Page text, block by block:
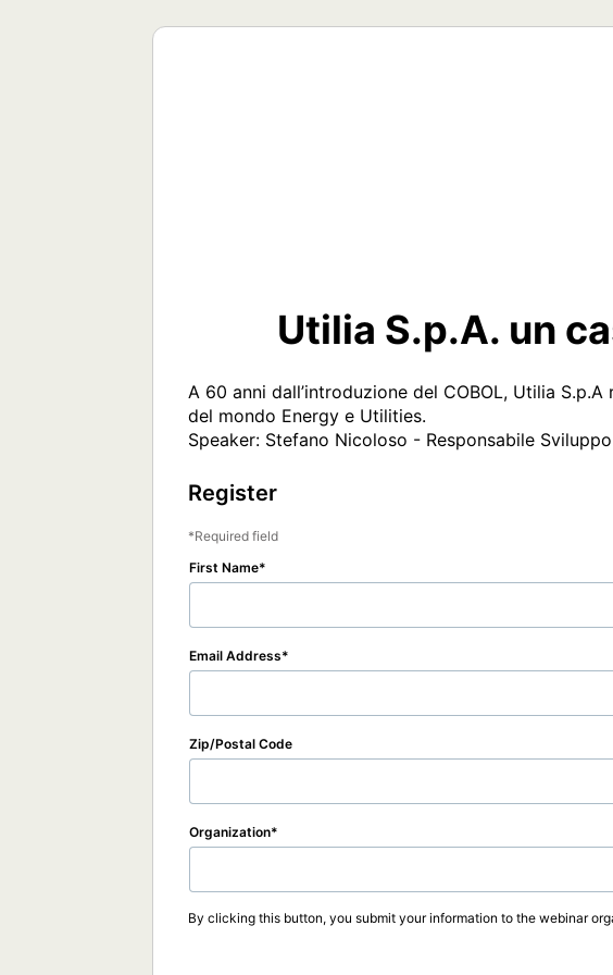
Utilia S.p.A. un
A 60 anni dall’introduzione del COBOL, Utilia
del mondo Energy e Utilities.
Speaker: Stefano Nicoloso - Responsabile
Register
Required field
First Name
Email Address
Zip/Postal Code
Organization
By clicking this button, you submit your information to the webinar